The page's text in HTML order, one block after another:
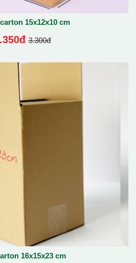
15x12x10 cm
3.300đ
16x15x23 cm